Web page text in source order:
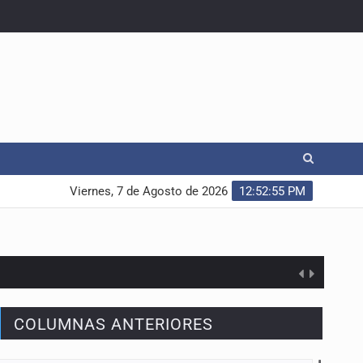
12:52:56 PM
Viernes, 7 de Agosto de 2026
COLUMNAS ANTERIORES